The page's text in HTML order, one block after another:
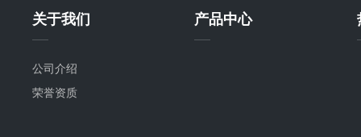
关于我们
公司介绍
荣誉资质
产品中心